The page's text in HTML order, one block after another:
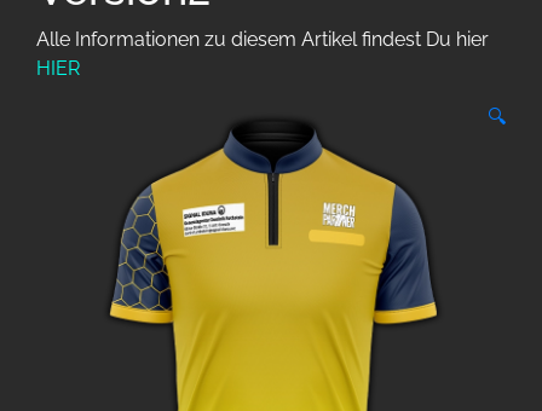
Alle Informationen zu diesem Artikel findest Du hier
HIER
🔍